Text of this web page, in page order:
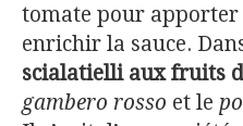
tomate pour apporter
enrichir la sauce.
scialatielli aux fruits
gambero rosso et le